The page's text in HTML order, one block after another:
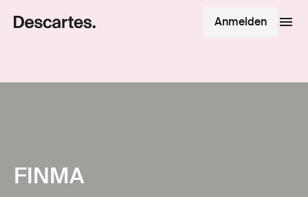
Anmelden
FINMA